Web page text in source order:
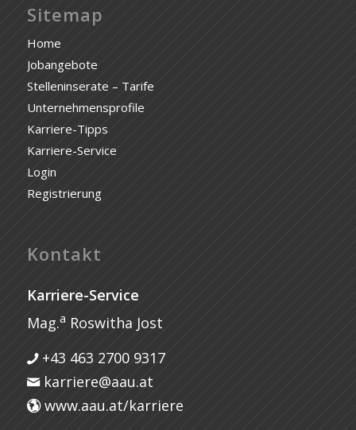
Sitemap
Home
Jobangebote
Stelleninserate – Tarife
Unternehmensprofile
Karriere-Tipps
Karriere-Service
Login
Registrierung
Kontakt
Karriere-Service
Mag.a Roswitha Jost
+43 463 2700 9317
karriere@aau.at
www.aau.at/karriere